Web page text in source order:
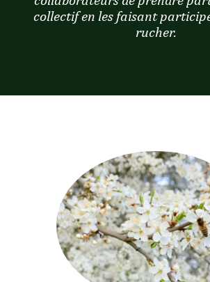
collectif en les faisant
rucher.